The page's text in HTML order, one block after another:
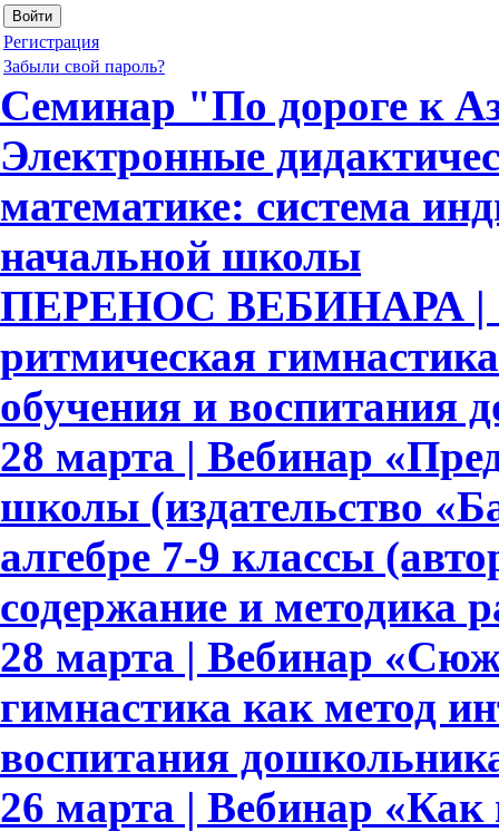
Регистрация
Забыли свой пароль?
Семинар "По дороге к
Электронные
математике: система
начальной школы
ПЕРЕНОС ВЕБИНАРА |
ритмическая
обучения и воспитания
28 марта | Вебинар
школы (издательство
алгебре 7-9 классы
содержание и методика
28 марта | Вебинар
гимнастика как метод
воспитания
26 марта | Вебинар «Как